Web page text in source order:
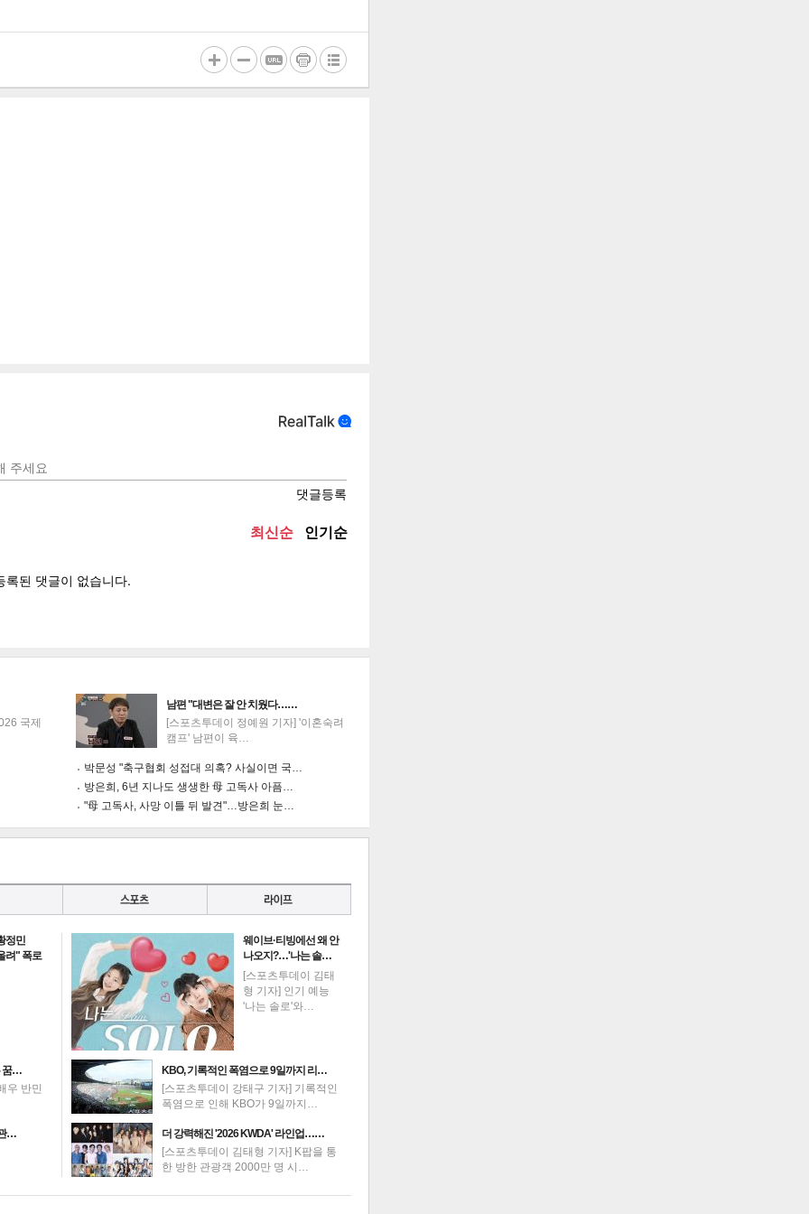
인쇄 목록
국제
남편 "대변은 잘 안 치웠다……
[스포츠투데이 정예원 기자] '이혼숙려
캠프' 남편이 육…
박문성 "축구협회 성접대 의혹? 사실이면 국…
방은희, 6년 지나도 생생한 母 고독사 아픔…
"母 고독사, 사망 이틀 뒤 발견"…방은희 눈…
정민
려" 폭로
꿈…
우 반민
…
웨이브·티빙에선 왜 안
나오지?…'나는 솔…
[스포츠투데이 김태
형 기자] 인기 예능
'나는 솔로'와…
KBO, 기록적인 폭염으로 9일까지 리…
[스포츠투데이 강태구 기자] 기록적인
폭염으로 인해 KBO가 9일까지…
더 강력해진 '2026 KWDA' 라인업……
[스포츠투데이 김태형 기자] K팝을 통
한 방한 관광객 2000만 명 시…